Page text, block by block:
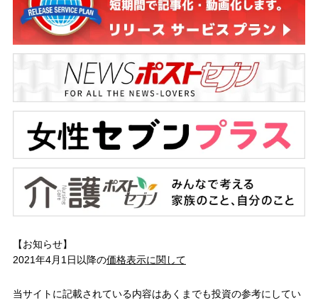
【お知らせ】
2021年4月1日以降の価格表示に関して
当サイトに記載されている内容はあくまでも投資の参考にしてい